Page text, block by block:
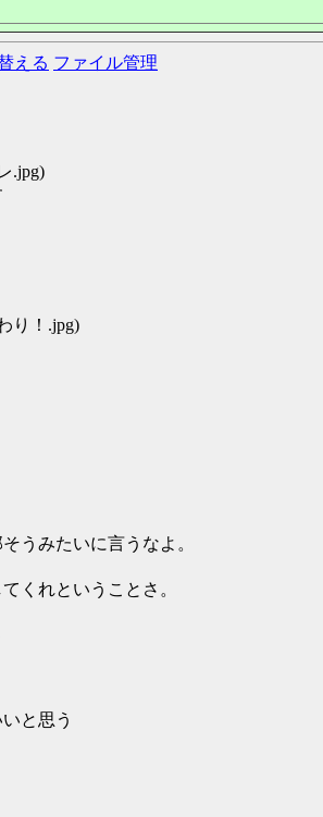
える ファイル管理
.jpg)
り！.jpg)
うみたいに言うなよ。
くれということさ。
と思う